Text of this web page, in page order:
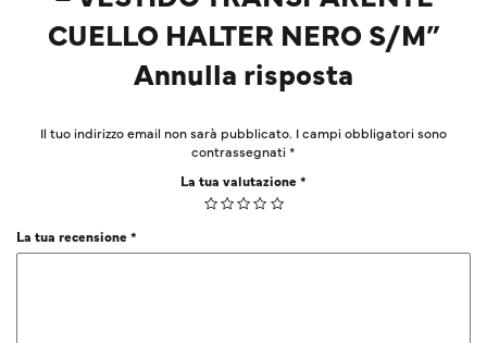
CUELLO HALTER NERO S/M”
Annulla risposta
Il tuo indirizzo email non sarà pubblicato. I campi obbligatori sono
contrassegnati*
La tua valutazione*
La tua recensione*